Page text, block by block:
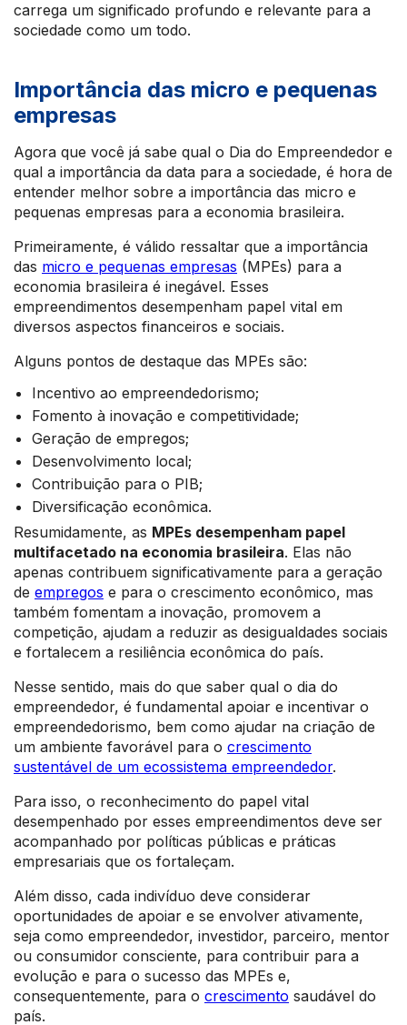
carrega um significado profundo e relevante para a
sociedade como um todo.
Importância das micro e pequenas
empresas
Agora que você já sabe qual o Dia do Empreendedor e
qual a importância da data para a sociedade, é hora de
entender melhor sobre a importância das micro e
pequenas empresas para a economia brasileira.
Primeiramente, é válido ressaltar que a importância
das micro e pequenas empresas (MPEs) para a
economia brasileira é inegável. Esses
empreendimentos desempenham papel vital em
diversos aspectos financeiros e sociais.
Alguns pontos de destaque das MPEs são:
Incentivo ao empreendedorismo;
Fomento à inovação e competitividade;
Geração de empregos;
Desenvolvimento local;
Contribuição para o PIB;
Diversificação econômica.
Resumidamente, as MPEs desempenham papel
multifacetado na economia brasileira. Elas não
apenas contribuem significativamente para a geração
de empregos e para o crescimento econômico, mas
também fomentam a inovação, promovem a
competição, ajudam a reduzir as desigualdades sociais
e fortalecem a resiliência econômica do país.
Nesse sentido, mais do que saber qual o dia do
empreendedor, é fundamental apoiar e incentivar o
empreendedorismo, bem como ajudar na criação de
um ambiente favorável para o crescimento
sustentável de um ecossistema empreendedor.
Para isso, o reconhecimento do papel vital
desempenhado por esses empreendimentos deve ser
acompanhado por políticas públicas e práticas
empresariais que os fortaleçam.
Além disso, cada indivíduo deve considerar
oportunidades de apoiar e se envolver ativamente,
seja como empreendedor, investidor, parceiro, mentor
ou consumidor consciente, para contribuir para a
evolução e para o sucesso das MPEs e,
consequentemente, para o crescimento saudável do
país.